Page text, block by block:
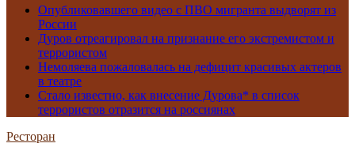
Опубликовавшего видео с ПВО мигранта выдворят из
России
Дуров отреагировал на признание его экстремистом и
террористом
Немоляева пожаловалась на дефицит красивых актеров
в театре
Стало известно, как внесение Дурова* в список
террористов отразится на россиянах
Ресторан